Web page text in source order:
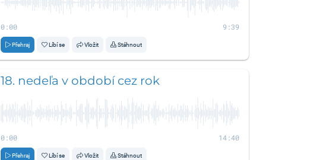
0:00 9:39
Přehraj Líbí se Vložit Stáhnout
18. nedeľa v období cez rok
0:00 14:40
Přehraj Líbí se Vložit Stáhnout